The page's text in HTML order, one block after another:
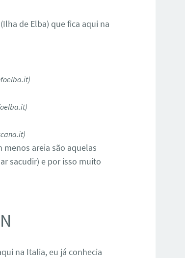
(Ilha de Elba) que fica aqui na
menos areia são aquelas
sacudir) e por isso muito
na Italia, eu já conhecia